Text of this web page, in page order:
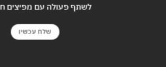
לשתף פעולה עם מפיצים
שלח עכשיו